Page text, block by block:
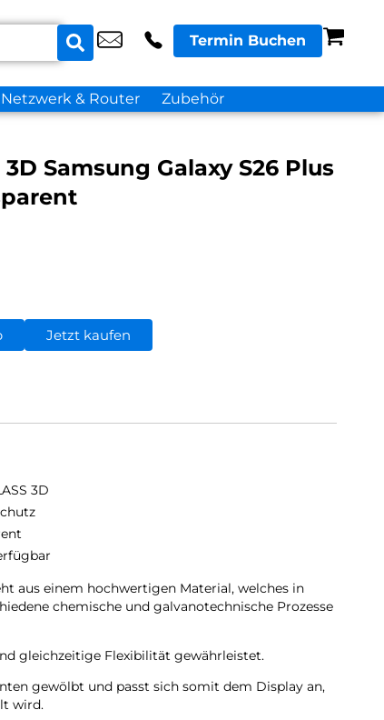
Termin Buchen
Netzwerk & Router Zubehör
3D Samsung Galaxy S26 Plus
Jetzt kaufen
3D
aus einem hochwertigen Material, welches in
chemische und galvanotechnische Prozesse
gleichzeitige Flexibilität gewährleistet.
gewölbt und passt sich somit dem Display an,
wird.